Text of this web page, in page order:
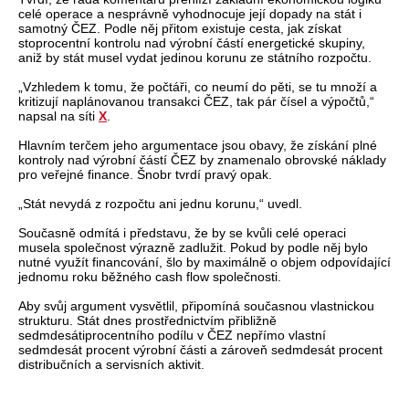
celé operace a nesprávně vyhodnocuje její dopady na stát i
samotný ČEZ. Podle něj přitom existuje cesta, jak získat
stoprocentní kontrolu nad výrobní částí energetické skupiny,
aniž by stát musel vydat jedinou korunu ze státního rozpočtu.
„Vzhledem k tomu, že počtáři, co neumí do pěti, se tu množí a
kritizují naplánovanou transakci ČEZ, tak pár čísel a výpočtů,“
napsal na síti X
Hlavním terčem jeho argumentace jsou obavy, že získání plné
kontroly nad výrobní částí ČEZ by znamenalo obrovské náklady
pro veřejné finance. Šnobr tvrdí pravý opak.
„Stát nevydá z rozpočtu ani jednu korunu,“ uvedl.
Současně odmítá i představu, že by se kvůli celé operaci
musela společnost výrazně zadlužit. Pokud by podle něj bylo
nutné využít financování, šlo by maximálně o objem odpovídající
jednomu roku běžného cash flow společnosti.
Aby svůj argument vysvětlil, připomíná současnou vlastnickou
strukturu. Stát dnes prostřednictvím přibližně
sedmdesátiprocentního podílu v ČEZ nepřímo vlastní
sedmdesát procent výrobní části a zároveň sedmdesát procent
distribučních a servisních aktivit.